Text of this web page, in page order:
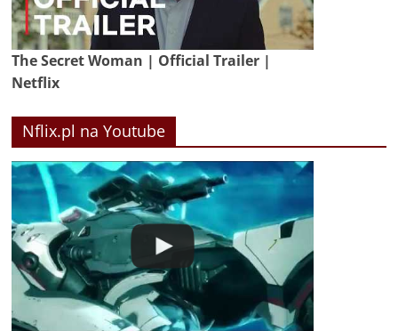
The Secret Woman | Official Trailer |
Netflix
Nflix.pl na Youtube